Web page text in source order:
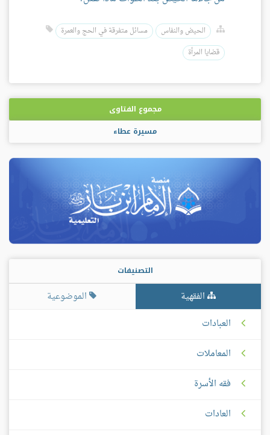
الحيض والنفاس
مسائل متفرقة في الحج والعمرة
قضايا المرأة
مجموع الفتاوى
مسيرة عطاء
التصنيفات
الفقهية
الموضوعية
العبادات
المعاملات
فقه الأسرة
العادات